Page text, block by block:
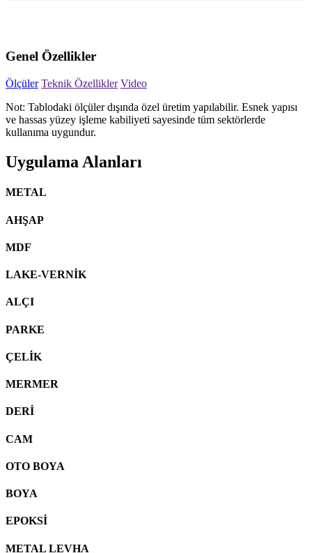
Genel Özellikler
Ölçüler Teknik Özellikler Video
Not: Tablodaki ölçüler dışında özel üretim yapılabilir. Esnek yapısı
ve hassas yüzey işleme kabiliyeti sayesinde tüm sektörlerde
kullanıma uygundur.
Uygulama Alanları
METAL
AHŞAP
MDF
LAKE-VERNİK
ALÇI
PARKE
ÇELİK
MERMER
DERİ
CAM
OTO BOYA
BOYA
EPOKSİ
METAL LEVHA